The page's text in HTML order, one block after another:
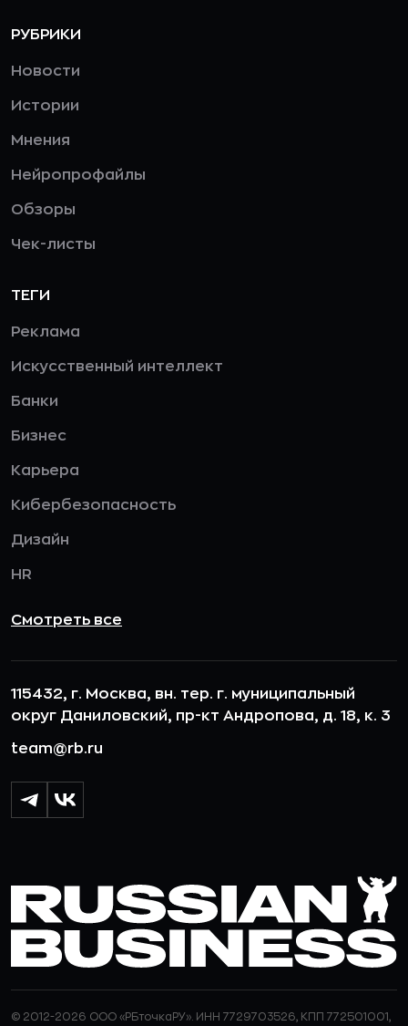
РУБРИКИ
Новости
Истории
Мнения
Нейропрофайлы
Обзоры
Чек-листы
ТЕГИ
Реклама
Искусственный интеллект
Банки
Бизнес
Карьера
Кибербезопасность
Дизайн
HR
Смотреть все
115432, г. Москва, вн. тер. г. муниципальный
округ Даниловский, пр-кт Андропова, д. 18, к. 3
team@rb.ru
© 2012-2026 ООО «РБточкаРУ». ИНН 7729703526, КПП 772501001,